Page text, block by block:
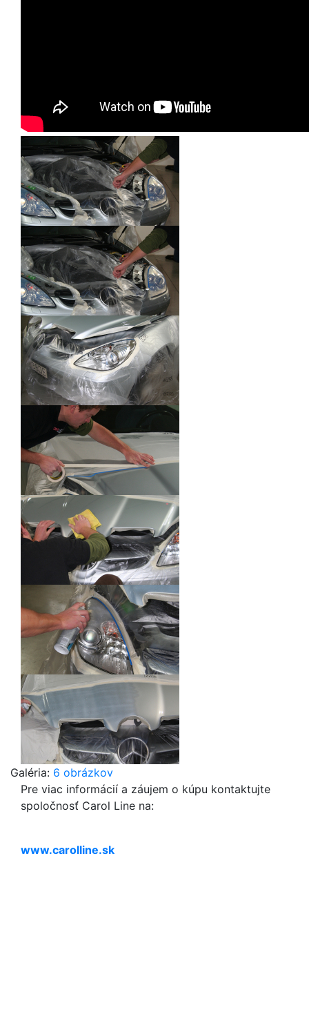
Galéria: 6 obrázkov
Pre viac informácií a záujem o kúpu kontaktujte
spoločnosť Carol Line na:
www.carolline.sk